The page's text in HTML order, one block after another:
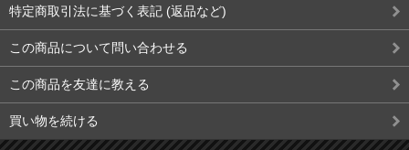
特定商取引法に基づく表記 (返品など)
この商品について問い合わせる
この商品を友達に教える
買い物を続ける